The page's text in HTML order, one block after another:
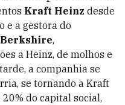
Kraft Heinz desde
e a gestora do
Berkshire,
a Heinz, de molhos e
a companhia se
se tornando a Kraft
do capital social,